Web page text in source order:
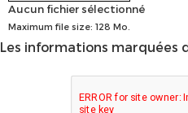
Aucun fichier sélectionné
Maximum file size: 128 Mo.
Les informations marquées